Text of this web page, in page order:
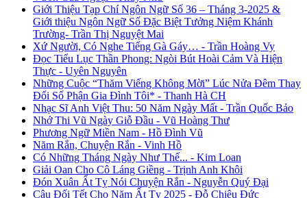
Giới Thiệu Tạp Chí Ngôn Ngữ Số 36 – Tháng 3-2025 &
Giới thiệu Ngôn Ngữ Số Đặc Biệt Tưởng Niệm Khánh
Trường- Trần Thị Nguyệt Mai
Xứ Người, Có Nghe Tiếng Gà Gáy… - Trần Hoàng Vy
Đọc Tiểu Lục Thần Phong: Ngòi Bút Hoài Cảm Và Hiện
Thực - Uyên Nguyên
Những Cuộc “Thăm Viếng Không Mời” Lúc Nửa Đêm Thay
Đổi Số Phận Gia Đình Tôi* - Thanh Hà CH
Nhạc Sĩ Anh Việt Thu: 50 Năm Ngày Mất - Trần Quốc Bảo
Nhớ Thi Vũ Ngày Giỗ Đầu - Vũ Hoàng Thư
Phương Ngữ Miền Nam - Hồ Đình Vũ
Năm Rắn, Chuyện Rắn - Vinh Hồ
Có Những Tháng Ngày Như Thế... - Kim Loan
Giải Oan Cho Cô Láng Giềng - Trịnh Anh Khôi
Đón Xuân Ất Tỵ Nói Chuyện Rắn - Nguyễn Quý Đại
Câu Đối Tết Cho Năm Ất Tỵ 2025 - Đỗ Chiêu Đức